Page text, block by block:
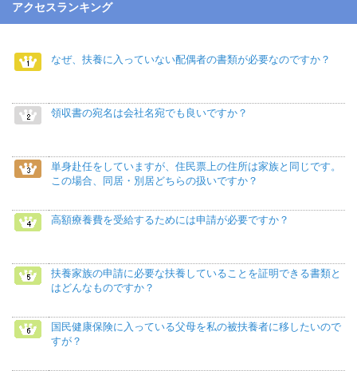
アクセスランキング
なぜ、扶養に入っていない配偶者の書類が必要なのですか？
領収書の宛名は会社名宛でも良いですか？
単身赴任をしていますが、住民票上の住所は家族と同じです。
この場合、同居・別居どちらの扱いですか？
高額療養費を受給するためには申請が必要ですか？
扶養家族の申請に必要な扶養していることを証明できる書類と
はどんなものですか？
国民健康保険に入っている父母を私の被扶養者に移したいので
すが？